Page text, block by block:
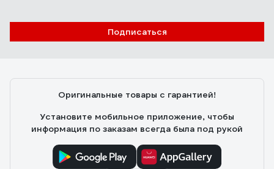
Подписаться
Оригинальные товары с гарантией!
Установите мобильное приложение, чтобы
информация по заказам всегда была под рукой